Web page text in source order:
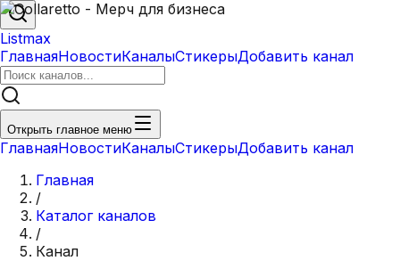
Listmax
ГлавнаяНовостиКаналыСтикерыДобавить канал
Открыть главное меню
ГлавнаяНовостиКаналыСтикерыДобавить канал
Главная
/
Каталог каналов
/
Канал